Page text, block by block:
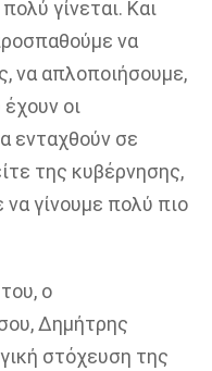
γίνεται. Και
να
να απλοποιήσουμε,
οι
ενταχθούν σε
της κυβέρνησης,
γίνουμε πολύ πιο
ο
Δημήτρης
στόχευση της